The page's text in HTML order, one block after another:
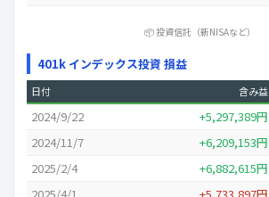
📦 投資信託（新NISAなど）
401k インデックス投資 損益
日付 含み益
2024/9/22 +5,297,389円
2024/11/7
+6,209,153円
2025/2/4
+6,882,615円
2025/4/1
+5,733,897円